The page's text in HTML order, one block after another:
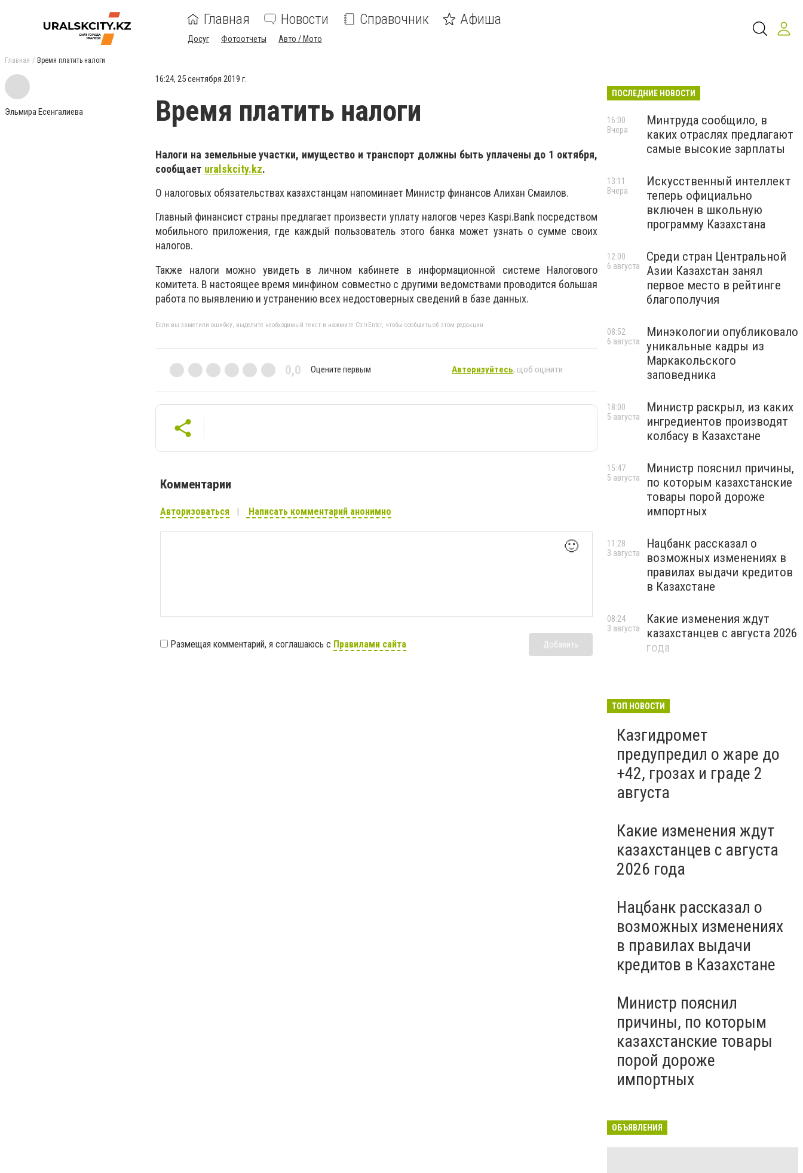
Главная Новости Справочник Афиша
Досуг Фотоотчеты Авто / Мото
Главная Время платить налоги
Эльмира Есенгалиева
16:24, 25 сентября 2019 г.
Время платить налоги
Налоги на земельные участки, имущество и транспорт должны быть уплачены до 1 октября,
сообщает uralskcity.kz.
О налоговых обязательствах казахстанцам напоминает Министр финансов Алихан Смаилов.
Главный финансист страны предлагает произвести уплату налогов через Kaspi.Bankпосредством
мобильного приложения, где каждый пользователь этого банка может узнать о сумме своих
налогов.
Также налоги можно увидеть в личном кабинете в информационной системе Налогового
комитета. В настоящее время минфином совместно с другими ведомствами проводится большая
работа по выявлению и устранению всех недостоверных сведений в базе данных.
Если вы заметили ошибку, выделите необходимый текст и нажмите Ctrl+Enter, чтобы сообщить об этом редакции
0,0 Оцените первым Авторизуйтесь, щоб оцінити
Комментарии
Авторизоваться Написать комментарий анонимно
🙂
Размещая комментарий, я соглашаюсь с Правилами сайта Добавить
ПОСЛЕДНИЕ НОВОСТИ
Минтруда сообщило, в
каких отраслях предлагают
самые высокие зарплаты
16:00
Вчера
Искусственный интеллект
теперь официально
включен в школьную
программу Казахстана
13:11
Вчера
Среди стран Центральной
Азии Казахстан занял
первое место в рейтинге
благополучия
12:00
6 августа
Минэкологии опубликовало
уникальные кадры из
Маркакольского
заповедника
08:52
6 августа
Министр раскрыл, из каких
ингредиентов производят
колбасу в Казахстане
18:00
5 августа
Министр пояснил причины,
по которым казахстанские
товары порой дороже
импортных
15:47
5 августа
Нацбанк рассказал о
возможных изменениях в
правилах выдачи кредитов
в Казахстане
11:28
3 августа
Какие изменения ждут
казахстанцев с августа 2026
года
08:24
3 августа
ТОП НОВОСТИ
Казгидромет
предупредил о жаре до
+42, грозах и граде 2
августа
Какие изменения ждут
казахстанцев с августа
2026 года
Нацбанк рассказал о
возможных изменениях
в правилах выдачи
кредитов в Казахстане
Министр пояснил
причины, по которым
казахстанские товары
порой дороже
импортных
ОБЪЯВЛЕНИЯ